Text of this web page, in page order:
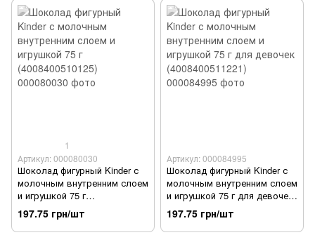
1
Артикул: 000080030
Шоколад фигурный Kinder с
молочным внутренним слоем
и игрушкой 75 г
(4008400510125)
197.75 грн/шт
Артикул: 000084995
Шоколад фигурный Kinder с
молочным внутренним слоем
и игрушкой 75 г для девочек
(4008400511221)
197.75 грн/шт